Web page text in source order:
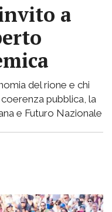
a
del rione e chi
pubblica, la
e Futuro Nazionale